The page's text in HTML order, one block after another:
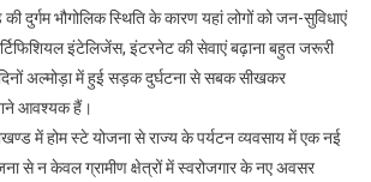
दुर्गम भौगोलिक स्थिति के कारण यहां लोगों को जन-सुविधाएं
इंटेलिजेंस, इंटरनेट की सेवाएं बढ़ाना बहुत जरूरी
अल्मोड़ा में हुई सड़क दुर्घटना से सबक सीखकर
आवश्यक हैं।
में होम स्टे योजना से राज्य के पर्यटन व्यवसाय में एक नई
से न केवल ग्रामीण क्षेत्रों में स्वरोजगार के नए अवसर